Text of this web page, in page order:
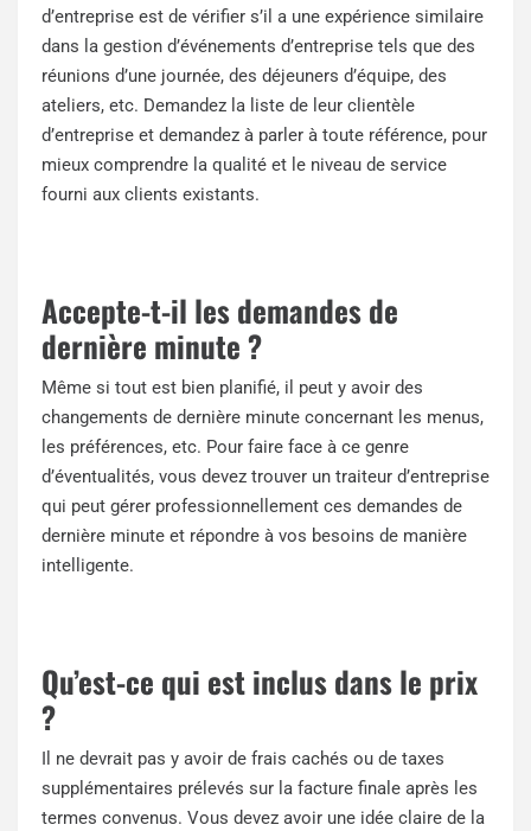
d’entreprise est de vérifier s’il a une expérience similaire
dans la gestion d’événements d’entreprise tels que des
réunions d’une journée, des déjeuners d’équipe, des
ateliers, etc. Demandez la liste de leur clientèle
d’entreprise et demandez à parler à toute référence, pour
mieux comprendre la qualité et le niveau de service
fourni aux clients existants.
Accepte-t-il les demandes de
dernière minute ?
Même si tout est bien planifié, il peut y avoir des
changements de dernière minute concernant les menus,
les préférences, etc. Pour faire face à ce genre
d’éventualités, vous devez trouver un traiteur d’entreprise
qui peut gérer professionnellement ces demandes de
dernière minute et répondre à vos besoins de manière
intelligente.
Qu’est-ce qui est inclus dans le prix
?
Il ne devrait pas y avoir de frais cachés ou de taxes
supplémentaires prélevés sur la facture finale après les
termes convenus. Vous devez avoir une idée claire de la